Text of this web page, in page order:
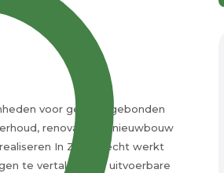
voor gebouwgebonden
renovatie en nieuwbouw
In Zwijndrecht werkt
te vertalen naar uitvoerbare